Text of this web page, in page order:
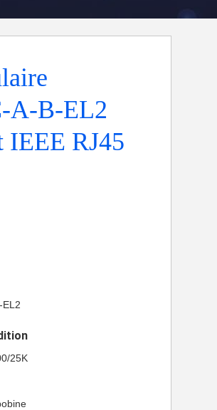
A-B-EL2
IEEE RJ45
EL2
25K